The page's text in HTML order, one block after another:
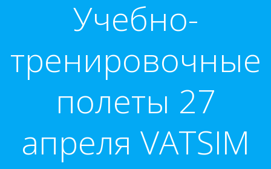
Учебно-
тренировочные
полеты 27
апреля VATSIM